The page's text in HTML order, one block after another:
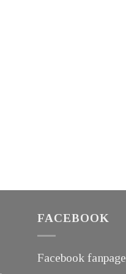
FACEBOOK
Facebook fanpage